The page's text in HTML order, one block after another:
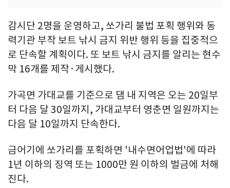
감시단 2명을 운영하고, 쏘가리 불법 포획 행위와 동
력기관 부착 보트 낚시 금지 위반 행위 등을 집중적으
로 단속할 계획이다. 또 보트 낚시 금지를 알리는 현수
막 16개를 제작·게시했다.
가곡면 가대교를 기준으로 댐 내 지역은 오는 20일부
터 다음 달 30일까지, 가대교부터 영춘면 일원까지는
다음 달 10일까지 단속한다.
금어기에 쏘가리를 포획하면 '내수면어업법'에 따라
1년 이하의 징역 또는 1000만 원 이하의 벌금에 처해
진다.